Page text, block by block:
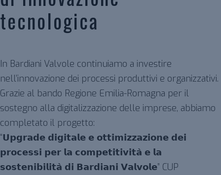
tecnologica
In Bardiani Valvole continuiamo a investire
nell’innovazione dei processi produttivi e organizzativi.
Grazie al bando Regione Emilia-Romagna per il
sostegno alla digitalizzazione delle imprese, abbiamo
completato il progetto:
“𝗨𝗽𝗴𝗿𝗮𝗱𝗲 𝗱𝗶𝗴𝗶𝘁𝗮𝗹𝗲 𝗲 𝗼𝘁𝘁𝗶𝗺𝗶𝘇𝘇𝗮𝘇𝗶𝗼𝗻𝗲 𝗱𝗲𝗶
𝗽𝗿𝗼𝗰𝗲𝘀𝘀𝗶 𝗽𝗲𝗿 𝗹𝗮 𝗰𝗼𝗺𝗽𝗲𝘁𝗶𝘁𝗶𝘃𝗶𝘁𝗮̀ 𝗲 𝗹𝗮
𝘀𝗼𝘀𝘁𝗲𝗻𝗶𝗯𝗶𝗹𝗶𝘁𝗮̀ 𝗱𝗶 𝗕𝗮𝗿𝗱𝗶𝗮𝗻𝗶 𝗩𝗮𝗹𝘃𝗼𝗹𝗲” CUP